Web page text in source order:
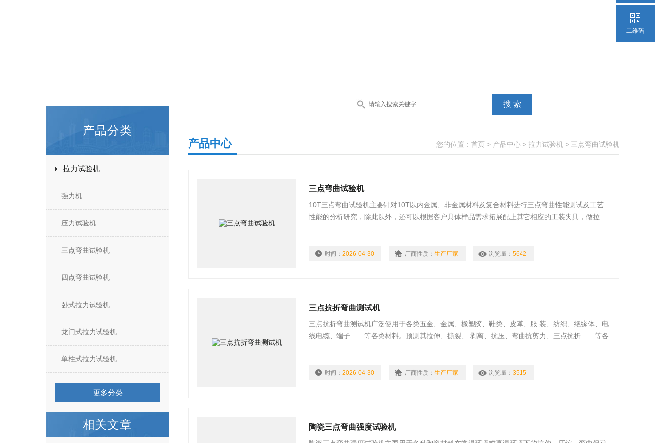
产品分类
拉力试验机
强力机
压力试验机
三点弯曲试验机
四点弯曲试验机
卧式拉力试验机
龙门式拉力试验机
单柱式拉力试验机
更多分类
相关文章
您的位置： 首页 > 产品中心 > 拉力试验机 > 三点弯曲试验机
产品中心
三点弯曲试验机
10T三点弯曲试验机主要针对10T以内金属、非金属材料及复合材料进行三点弯曲性能测试及工艺
性能的分析研究，除此以外，还可以根据客户具体样品需求拓展配上其它相应的工装夹具，做拉
时间：2026-04-30 厂商性质：生产厂家 浏览量：5642
三点抗折弯曲测试机
三点抗折弯曲测试机广泛使用于各类五金、金属、橡塑胶、鞋类、皮革、服 装、纺织、绝缘体、电
线电缆、端子……等各类材料。预测其拉伸、撕裂、 剥离、抗压、弯曲抗剪力、三点抗折……等各
时间：2026-04-30 厂商性质：生产厂家 浏览量：3515
陶瓷三点弯曲强度试验机
二维码